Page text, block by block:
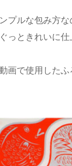
プルな包み方
っときれいに
画で使用したふ